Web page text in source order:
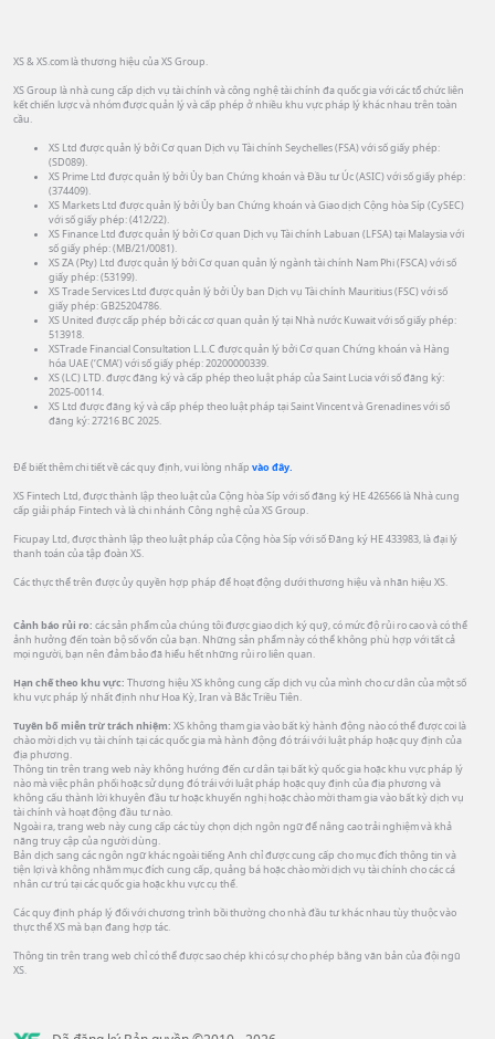
XS & XS.com là thương hiệu của XS Group.
XS Group là nhà cung cấp dịch vụ tài chính và công nghệ tài chính đa quốc gia với các tổ chức liên
kết chiến lược và nhóm được quản lý và cấp phép ở nhiều khu vực pháp lý khác nhau trên toàn
cầu.
XS Ltd được quản lý bởi Cơ quan Dịch vụ Tài chính Seychelles (FSA) với số giấy phép:
(SD089).
XS Prime Ltd được quản lý bởi Ủy ban Chứng khoán và Đầu tư Úc (ASIC) với số giấy phép:
(374409).
XS Markets Ltd được quản lý bởi Ủy ban Chứng khoán và Giao dịch Cộng hòa Síp (CySEC)
với số giấy phép: (412/22).
XS Finance Ltd được quản lý bởi Cơ quan Dịch vụ Tài chính Labuan (LFSA) tại Malaysia với
số giấy phép: (MB/21/0081).
XS ZA (Pty) Ltd được quản lý bởi Cơ quan quản lý ngành tài chính Nam Phi (FSCA) với số
giấy phép: (53199).
XS Trade Services Ltd được quản lý bởi Ủy ban Dịch vụ Tài chính Mauritius (FSC) với số
giấy phép: GB25204786.
XS United được cấp phép bởi các cơ quan quản lý tại Nhà nước Kuwait với số giấy phép:
513918.
XSTrade Financial Consultation L.L.C được quản lý bởi Cơ quan Chứng khoán và Hàng
hóa UAE (‘CMA’) với số giấy phép: 20200000339.
XS (LC) LTD. được đăng ký và cấp phép theo luật pháp của Saint Lucia với số đăng ký:
2025-00114.
XS Ltd được đăng ký và cấp phép theo luật pháp tại Saint Vincent và Grenadines với số
đăng ký: 27216 BC 2025.
Để biết thêm chi tiết về các quy định, vui lòng nhấp vào đây.
XS Fintech Ltd, được thành lập theo luật của Cộng hòa Síp với số đăng ký HE 426566 là Nhà cung
cấp giải pháp Fintech và là chi nhánh Công nghệ của XS Group.
Ficupay Ltd, được thành lập theo luật pháp của Cộng hòa Síp với số Đăng ký HE 433983, là đại lý
thanh toán của tập đoàn XS.
Các thực thể trên được ủy quyền hợp pháp để hoạt động dưới thương hiệu và nhãn hiệu XS.
Cảnh báo rủi ro: các sản phẩm của chúng tôi được giao dịch ký quỹ, có mức độ rủi ro cao và có thể
ảnh hưởng đến toàn bộ số vốn của bạn. Những sản phẩm này có thể không phù hợp với tất cả
mọi người, bạn nên đảm bảo đã hiểu hết những rủi ro liên quan.
Hạn chế theo khu vực: Thương hiệu XS không cung cấp dịch vụ của mình cho cư dân của một số
khu vực pháp lý nhất định như Hoa Kỳ, Iran và Bắc Triều Tiên.
Tuyên bố miễn trừ trách nhiệm: XS không tham gia vào bất kỳ hành động nào có thể được coi là
chào mời dịch vụ tài chính tại các quốc gia mà hành động đó trái với luật pháp hoặc quy định của
địa phương.
Thông tin trên trang web này không hướng đến cư dân tại bất kỳ quốc gia hoặc khu vực pháp lý
nào mà việc phân phối hoặc sử dụng đó trái với luật pháp hoặc quy định của địa phương và
không cấu thành lời khuyên đầu tư hoặc khuyến nghị hoặc chào mời tham gia vào bất kỳ dịch vụ
tài chính và hoạt động đầu tư nào.
Ngoài ra, trang web này cung cấp các tùy chọn dịch ngôn ngữ để nâng cao trải nghiệm và khả
năng truy cập của người dùng.
Bản dịch sang các ngôn ngữ khác ngoài tiếng Anh chỉ được cung cấp cho mục đích thông tin và
tiện lợi và không nhằm mục đích cung cấp, quảng bá hoặc chào mời dịch vụ tài chính cho các cá
nhân cư trú tại các quốc gia hoặc khu vực cụ thể.
Các quy định pháp lý đối với chương trình bồi thường cho nhà đầu tư khác nhau tùy thuộc vào
thực thể XS mà bạn đang hợp tác.
Thông tin trên trang web chỉ có thể được sao chép khi có sự cho phép bằng văn bản của đội ngũ
XS.